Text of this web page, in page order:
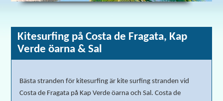
Kitesurfing på Costa de Fragata, Kap
Verde öarna & Sal
Bästa stranden för kitesurfing är kite surfing stranden vid
Costa de Fragata på Kap Verde öarna och Sal. Costa de